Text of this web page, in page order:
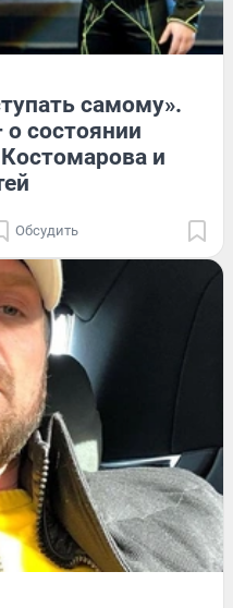
самому».
состоянии
и
Обсудить